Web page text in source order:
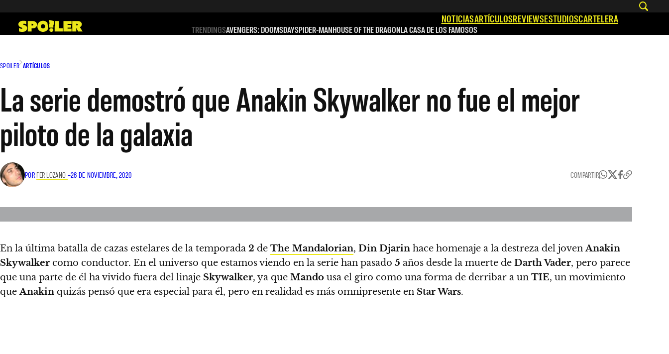
contenido
NOTICIASARTÍCULOSREVIEWSESTUDIOSCARTELERA
TRENDINGSAVENGERS: DOOMSDAYSPIDER-MANHOUSE OF THE DRAGONLA CASA DE LOS FAMOSOS
SPOILER ARTÍCULOS
La serie demostró que Anakin Skywalker no fue el mejor
piloto de la galaxia
POR FER LOZANO –26 DE NOVIEMBRE, 2020 COMPARTIR
En la última batalla de cazas estelares de la temporada 2 de The Mandalorian, Din Djarin hace homenaje a la destreza del jovenAnakin
Skywalker como conductor. En el universo que estamos viendo en la serie han pasado 5 años desde la muerte de Darth Vader, pero parece
que una parte de él ha vivido fuera del linaje Skywalker, ya que Mando usa el giro como una forma de derribar a un TIE, un movimiento
queAnakin quizás pensó que era especial para él, pero en realidad es más omnipresente en Star Wars.